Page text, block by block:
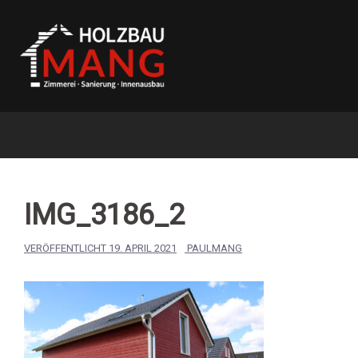
Inhalt
IMG_3186_2
VERÖFFENTLICHT 19. APRIL 2021 PAULMANG